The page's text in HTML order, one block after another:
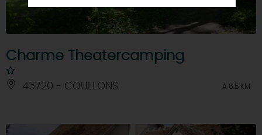
Charme Theatercamping
45720 - COULLONS À 6.5 KM